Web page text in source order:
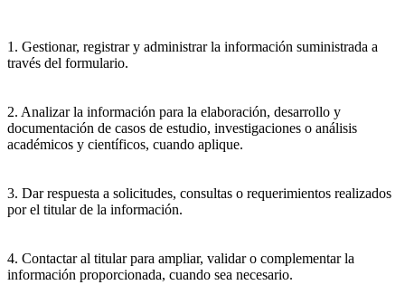
1. Gestionar, registrar y administrar la información suministrada a
través del formulario.
2. Analizar la información para la elaboración, desarrollo y
documentación de casos de estudio, investigaciones o análisis
académicos y científicos, cuando aplique.
3. Dar respuesta a solicitudes, consultas o requerimientos realizados
por el titular de la información.
4. Contactar al titular para ampliar, validar o complementar la
información proporcionada, cuando sea necesario.